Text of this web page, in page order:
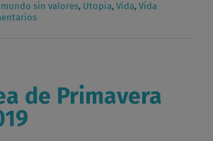
mundo sin valores, Utopia, Vida, Vida
de Primavera